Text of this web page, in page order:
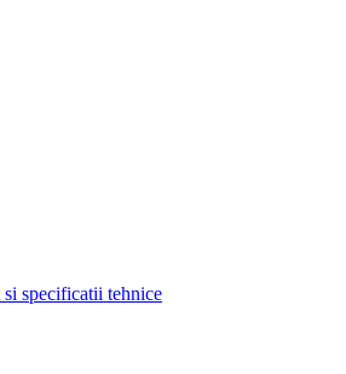
specificatii tehnice